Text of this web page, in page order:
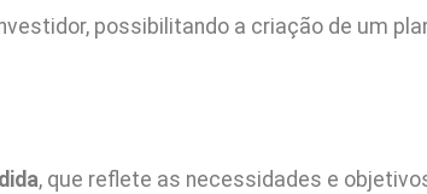
possibilitando a criação de um
, que reflete as necessidades e